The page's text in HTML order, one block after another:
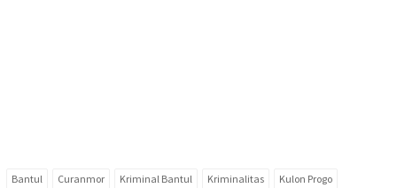
Bantul Curanmor Kriminal Bantul Kriminalitas Kulon Progo